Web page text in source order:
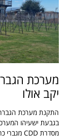
מערכת
יקב אולו
התקנת מערכת הגברה
מסדרת CDD מגברי כח חברת LAB מטריצה